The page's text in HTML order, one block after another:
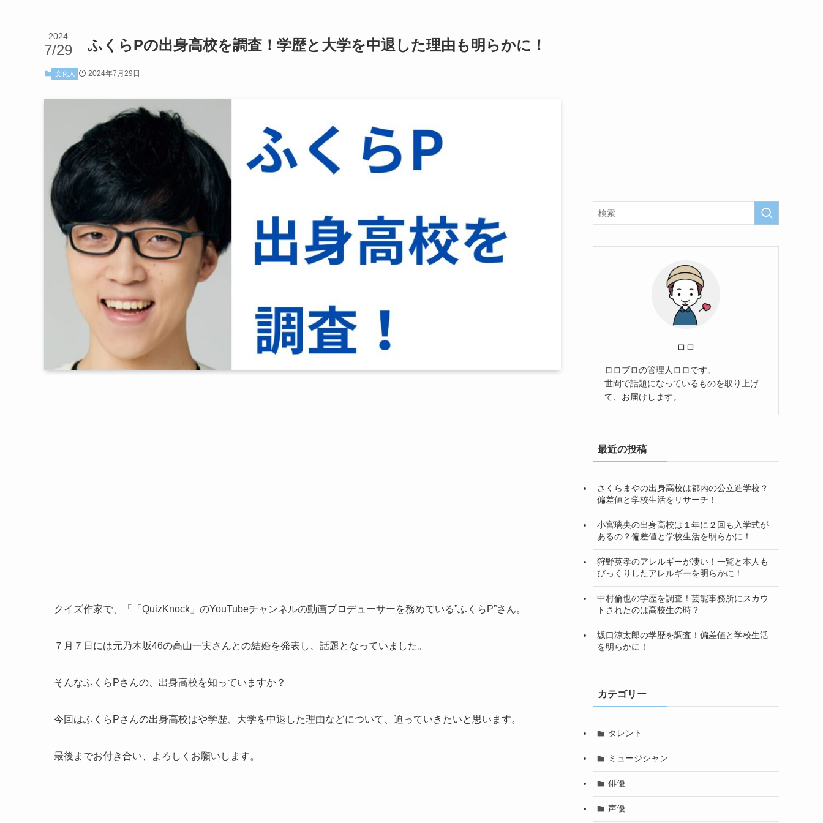
ふくらPの出身高校を調査！学歴と大学を中退した理由も明らかに！
2024
7/29
文化人 2024年7月29日
クイズ作家で、「「QuizKnock」のYouTubeチャンネルの動画プロデューサーを務めている”ふくらP”さん。
７月７日には元乃木坂46の高山一実さんとの結婚を発表し、話題となっていました。
そんなふくらPさんの、出身高校を知っていますか？
今回はふくらPさんの出身高校はや学歴、大学を中退した理由などについて、迫っていきたいと思います。
最後までお付き合い、よろしくお願いします。
ロロ
ロロブロの管理人ロロです。
世間で話題になっているものを取り上げ
て、お届けします。
最近の投稿
さくらまやの出身高校は都内の公立進学校？
偏差値と学校生活をリサーチ！
小宮璃央の出身高校は１年に２回も入学式が
あるの？偏差値と学校生活を明らかに！
狩野英孝のアレルギーが凄い！一覧と本人も
びっくりしたアレルギーを明らかに！
中村倫也の学歴を調査！芸能事務所にスカウ
トされたのは高校生の時？
坂口涼太郎の学歴を調査！偏差値と学校生活
を明らかに！
カテゴリー
タレント
ミュージシャン
俳優
声優